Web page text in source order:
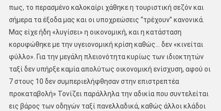
πως, το περασμένο καλοκαίρι χάθηκε η τουριστική σεζόν και
σήμερα τα έξοδα μας και οι υποχρεώσεις “τρέχουν” κανονικά.
Μας είχε ήδη «λυγίσει» η οικονομική, και η κατάσταση
κορυφώθηκε με την υγειονομική κρίση καθώς… δεν «κινείται
φύλλο». Για την μεγάλη πλειονότητα κυρίως των ιδιοκτητών
ταξί δεν υπήρξε καμία απολύτως οικονομική ενίσχυση, αφού οι
7 στους 10 δεν συμπεριελήφθησαν στην επιστρεπτέα
προκαταβολή» Τονίζει παράλληλα την αδικία που συντελείται
εις βάρος των οδηγών ταξί πανελλαδικά, καθώς άλλοι κλάδοι